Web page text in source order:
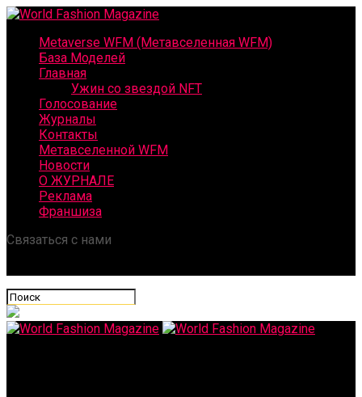
Metaverse WFM (Метавселенная WFM)
База Моделей
Главная
Ужин со звездой NFT
Голосование
Журналы
Контакты
Метавселенной WFM
Новости
О ЖУРНАЛЕ
Реклама
Франшиза
Связаться с нами